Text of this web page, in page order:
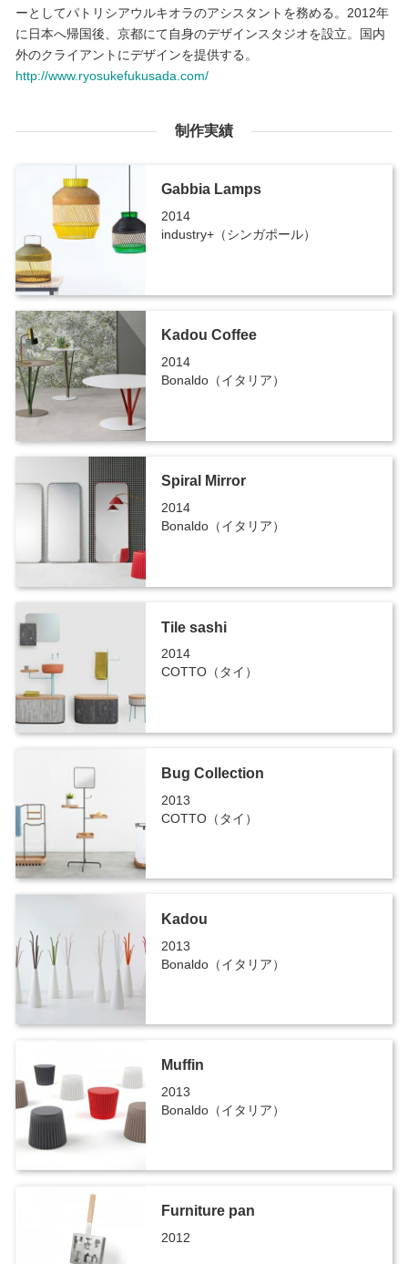
ーとしてパトリシアウルキオラのアシスタントを務める。2012年
に日本へ帰国後、京都にて自身のデザインスタジオを設立。国内
外のクライアントにデザインを提供する。
http://www.ryosukefukusada.com/
制作実績
Gabbia Lamps
2014
industry+（シンガポール）
Kadou Coffee
2014
Bonaldo（イタリア）
Spiral Mirror
2014
Bonaldo（イタリア）
Tile sashi
2014
COTTO（タイ）
Bug Collection
2013
COTTO（タイ）
Kadou
2013
Bonaldo（イタリア）
Muffin
2013
Bonaldo（イタリア）
Furniture pan
2012